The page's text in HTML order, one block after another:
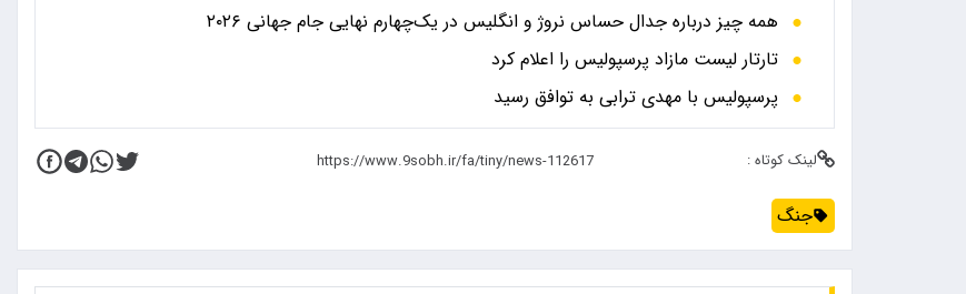
همه چیز درباره جدال حساس نروژ و انگلیس در یک‌چهارم نهایی جام جهانی ۲۰۲۶
تارتار لیست مازاد پرسپولیس را اعلام کرد
پرسپولیس با مهدی ترابی به توافق رسید
لینک کوتاه :
جنگ